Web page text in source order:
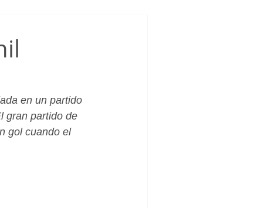
en un partido
gran partido de
gol cuando el